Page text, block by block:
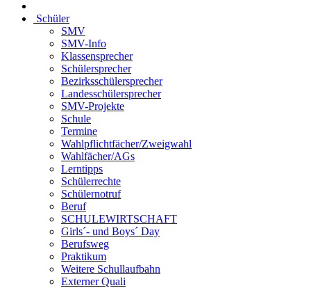
Schüler
SMV
SMV-Info
Klassensprecher
Schülersprecher
Bezirksschülersprecher
Landesschülersprecher
SMV-Projekte
Schule
Termine
Wahlpflichtfächer/Zweigwahl
Wahlfächer/AGs
Lerntipps
Schülerrechte
Schülernotruf
Beruf
SCHULEWIRTSCHAFT
Girls´- und Boys´ Day
Berufsweg
Praktikum
Weitere Schullaufbahn
Externer Quali